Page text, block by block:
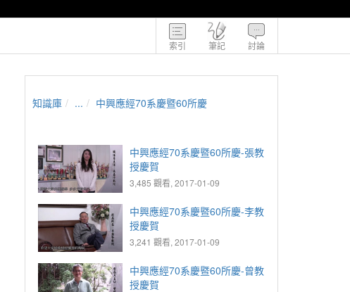
索引 筆記 討論
知識庫 ... 中興應經70系慶暨60所慶
中興應經70系慶暨60所慶-張教
授慶賀
3,485 觀看, 2017-01-09
中興應經70系慶暨60所慶-李教
授慶賀
3,241 觀看, 2017-01-09
中興應經70系慶暨60所慶-曾教
授慶賀